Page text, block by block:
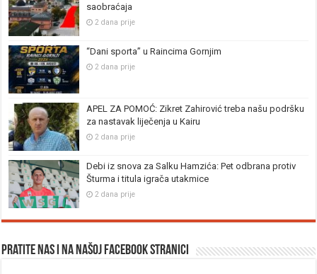
saobraćaja
2 dana prije
“Dani sporta” u Raincima Gornjim
2 dana prije
APEL ZA POMOĆ: Zikret Zahirović treba našu podršku
za nastavak liječenja u Kairu
2 dana prije
Debi iz snova za Salku Hamzića: Pet odbrana protiv
Šturma i titula igrača utakmice
2 dana prije
Pratite nas i na našoj facebook stranici